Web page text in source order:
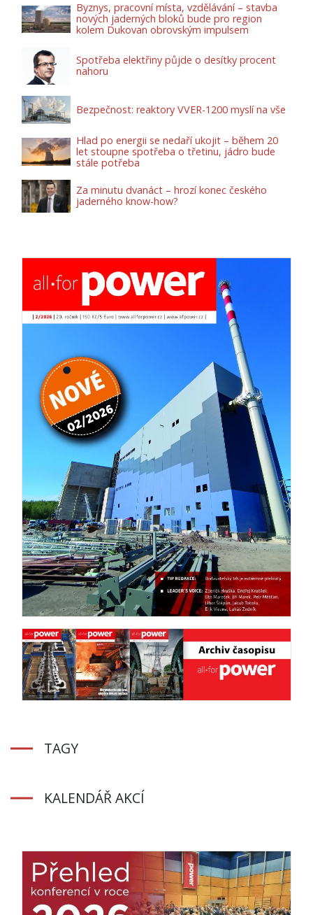
Byznys, pracovní místa, vzdělávání – stavba
nových jaderných bloků bude pro region
kolem Dukovan obrovským impulsem
Spotřeba elektřiny půjde o desítky procent
nahoru
Bezpečnost: reaktory VVER-1200 myslí na vše
Hlad po energii se nedaří ukojit – během 20
let stoupne spotřeba o třetinu, jádro bude
stále potřeba
Za minutu dvanáct – hrozí konec českého
jaderného know-how?
TAGY
KALENDÁŘ AKCÍ